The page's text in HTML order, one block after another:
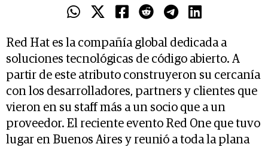
Red Hat es la compañía global dedicada a
soluciones tecnológicas de código abierto. A
partir de este atributo construyeron su cercanía
con los desarrolladores, partners y clientes que
vieron en su staff más a un socio que a un
proveedor. El reciente evento Red One que tuvo
lugar en Buenos Aires y reunió a toda la plana